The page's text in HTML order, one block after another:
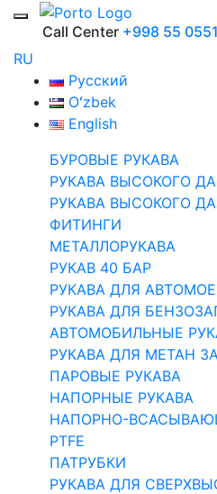
Call Center +998 55
RU
Русский
Oʻzbek
English
БУРОВЫЕ РУКАВА
РУКАВА ВЫСОКОГО
РУКАВА ВЫСОКОГО
ФИТИНГИ
МЕТАЛЛОРУКАВА
РУКАВ 40 БАР
РУКАВА ДЛЯ
РУКАВА ДЛЯ
АВТОМОБИЛЬНЫЕ
РУКАВА ДЛЯ МЕТАН
ПАРОВЫЕ РУКАВА
НАПОРНЫЕ РУКАВА
НАПОРНО-
PTFE
ПАТРУБКИ
РУКАВА ДЛЯ